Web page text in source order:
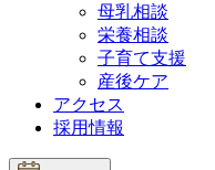
母乳相談
栄養相談
子育て支援
産後ケア
アクセス
採用情報